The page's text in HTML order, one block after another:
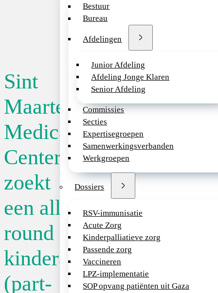
Bestuur
Bureau
Afdelingen
Junior Afdeling
Afdeling Jonge Klaren
Senior Afdeling
Commissies
Secties
Expertisegroepen
Samenwerkingsverbanden
Werkgroepen
Dossiers
RSV-immunisatie
Acute Zorg
Kinderpalliatieve zorg
Passende zorg
Vaccineren
LPZ-implementatie
SOP opvang patiënten uit Gaza
Sint
Maarten
Medical
Center
zoekt
een all-
round
kinderarts
(part-
Sint
Maarten
Medical
Center
zoekt een
all-round
kinderarts
(part-
time/full
time)
Terug naar
Publicatiedatum
07-04-2025
groeiende
Maarten. Met meer
garanderen. Ons
servicegebied van
vertegenwoordigt